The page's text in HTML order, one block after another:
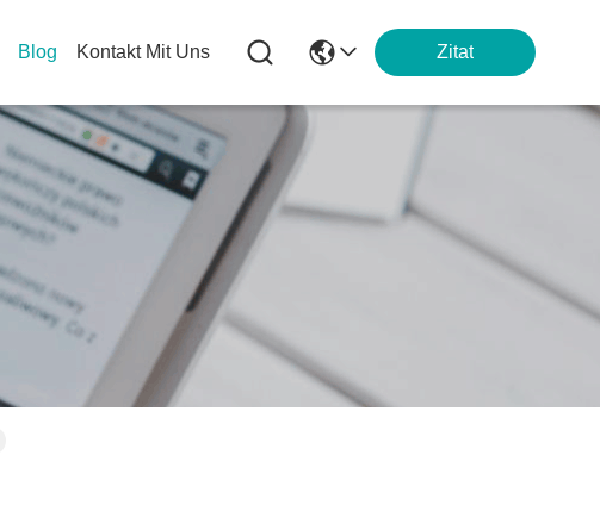
Blog Kontakt Mit Uns Zitat